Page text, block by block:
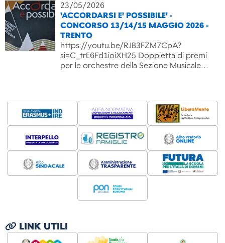
23/05/2026
'ACCORDARSI E' POSSIBILE' -
CONCORSO 13/14/15 MAGGIO 2026 -
TRENTO
https://youtu.be/RJB3FZM7CpA?
si=C_trE6Fd1ioiXH25 Doppietta di premi
per le orchestre della Sezione Musicale…
LINK UTILI